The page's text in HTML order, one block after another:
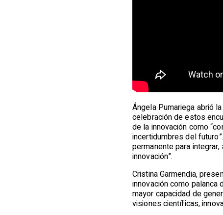
Ángela Pumariega abrió
celebración de estos
de la innovación como
incertidumbres del
permanente para
innovación”.
Cristina Garmendia,
innovación como
mayor capacidad de
visiones científicas,